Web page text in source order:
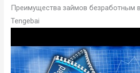
Преимущества займов безработным
Tengebai